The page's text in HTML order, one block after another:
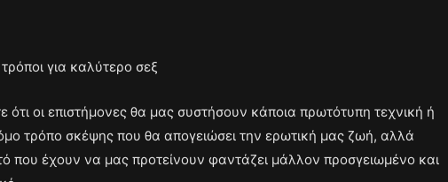
για καλύτερο σεξ
ότι οι επιστήμονες θα μας συστήσουν κάποια πρωτότυπη τεχνική ή
τρόπο σκέψης που θα απογειώσει την ερωτική μας ζωή, αλλά
που έχουν να μας προτείνουν φαντάζει μάλλον προσγειωμένο και